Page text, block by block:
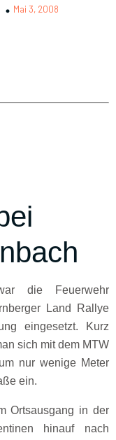
Mai 3, 2008
die Feuerwehr
Land Rallye
eingesetzt. Kurz
sich mit dem MTW
nur wenige Meter
ein.
Ortsausgang in der
hinauf nach